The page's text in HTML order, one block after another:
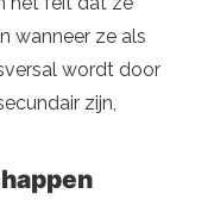
wanneer ze als
wordt door
zijn,